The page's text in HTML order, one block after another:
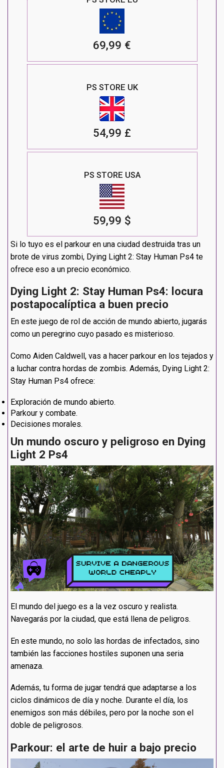
69,99 €
PS STORE UK
54,99 £
PS STORE USA
59,99 $
Si lo tuyo es el parkour en una ciudad destruida tras un
brote de virus zombi, Dying Light 2: Stay Human Ps4 te
ofrece eso a un precio económico.
Dying Light 2: Stay Human Ps4: locura
postapocalíptica a buen precio
En este juego de rol de acción de mundo abierto, jugarás
como un peregrino cuyo pasado es misterioso.
Como Aiden Caldwell, vas a hacer parkour en los tejados y
a luchar contra hordas de zombis. Además, Dying Light 2:
Stay Human Ps4 ofrece:
Exploración de mundo abierto.
Parkour y combate.
Decisiones morales.
Un mundo oscuro y peligroso en Dying
Light 2 Ps4
El mundo del juego es a la vez oscuro y realista.
Navegarás por la ciudad, que está llena de peligros.
En este mundo, no solo las hordas de infectados, sino
también las facciones hostiles suponen una seria
amenaza.
Además, tu forma de jugar tendrá que adaptarse a los
ciclos dinámicos de día y noche. Durante el día, los
enemigos son más débiles, pero por la noche son el
doble de peligrosos.
Parkour: el arte de huir a bajo precio